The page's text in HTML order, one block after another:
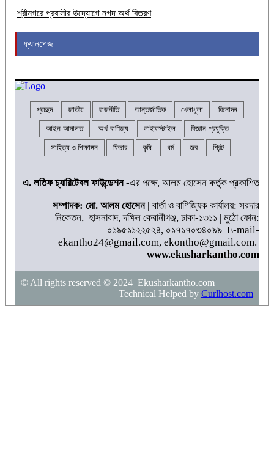
শ্রীনগরে প্রবাসীর উদ্যোগে নগদ অর্থ বিতরণ
ফ্যানপেজ
প্রচ্ছদ জাতীয় রাজনীতি আন্তর্জাতিক খেলাধূলা বিনোদন
আইন-আদালত অর্থ-বাণিজ্য লাইফস্টাইল বিজ্ঞান-প্রযুক্তি
সাহিত্য ও শিক্ষাঙ্গন ফিচার কৃষি ধর্ম জব প্রিন্ট
এ. লতিফ চ্যারিটেবল ফাউন্ডেশন-এর পক্ষে, আলম হোসেন কর্তৃক প্রকাশিত
সম্পাদক: মো. আলম হোসেন | বার্তা ও বাণিজ্যিক কার্যালয়: সরদার
নিকেতন, হাসনাবাদ, দক্ষিন কেরানীগঞ্জ, ঢাকা-১৩১১ | মুঠো ফোন:
০১৯৫১১২২৫২৪, ০১৭১৭০৩৪০৯৯ E-mail-
ekantho24@gmail.com, ekontho@gmail.com.
www.ekusharkantho.com
© All rights reserved © 2024 Ekusharkantho.com
Technical Helped by Curlhost.com